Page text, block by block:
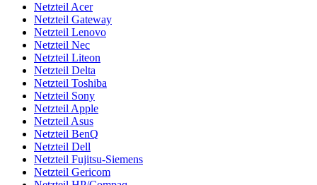
Netzteil Acer
Netzteil Gateway
Netzteil Lenovo
Netzteil Nec
Netzteil Liteon
Netzteil Delta
Netzteil Toshiba
Netzteil Sony
Netzteil Apple
Netzteil Asus
Netzteil BenQ
Netzteil Dell
Netzteil Fujitsu-Siemens
Netzteil Gericom